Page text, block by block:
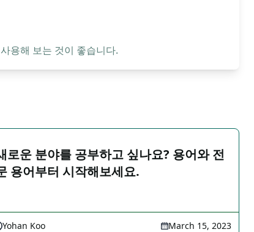
용해 보는 것이 좋습니다.
로운 분야를 공부하고 싶나요? 용어와 전
용어부터 시작해보세요.
Yohan Koo March 15, 2023